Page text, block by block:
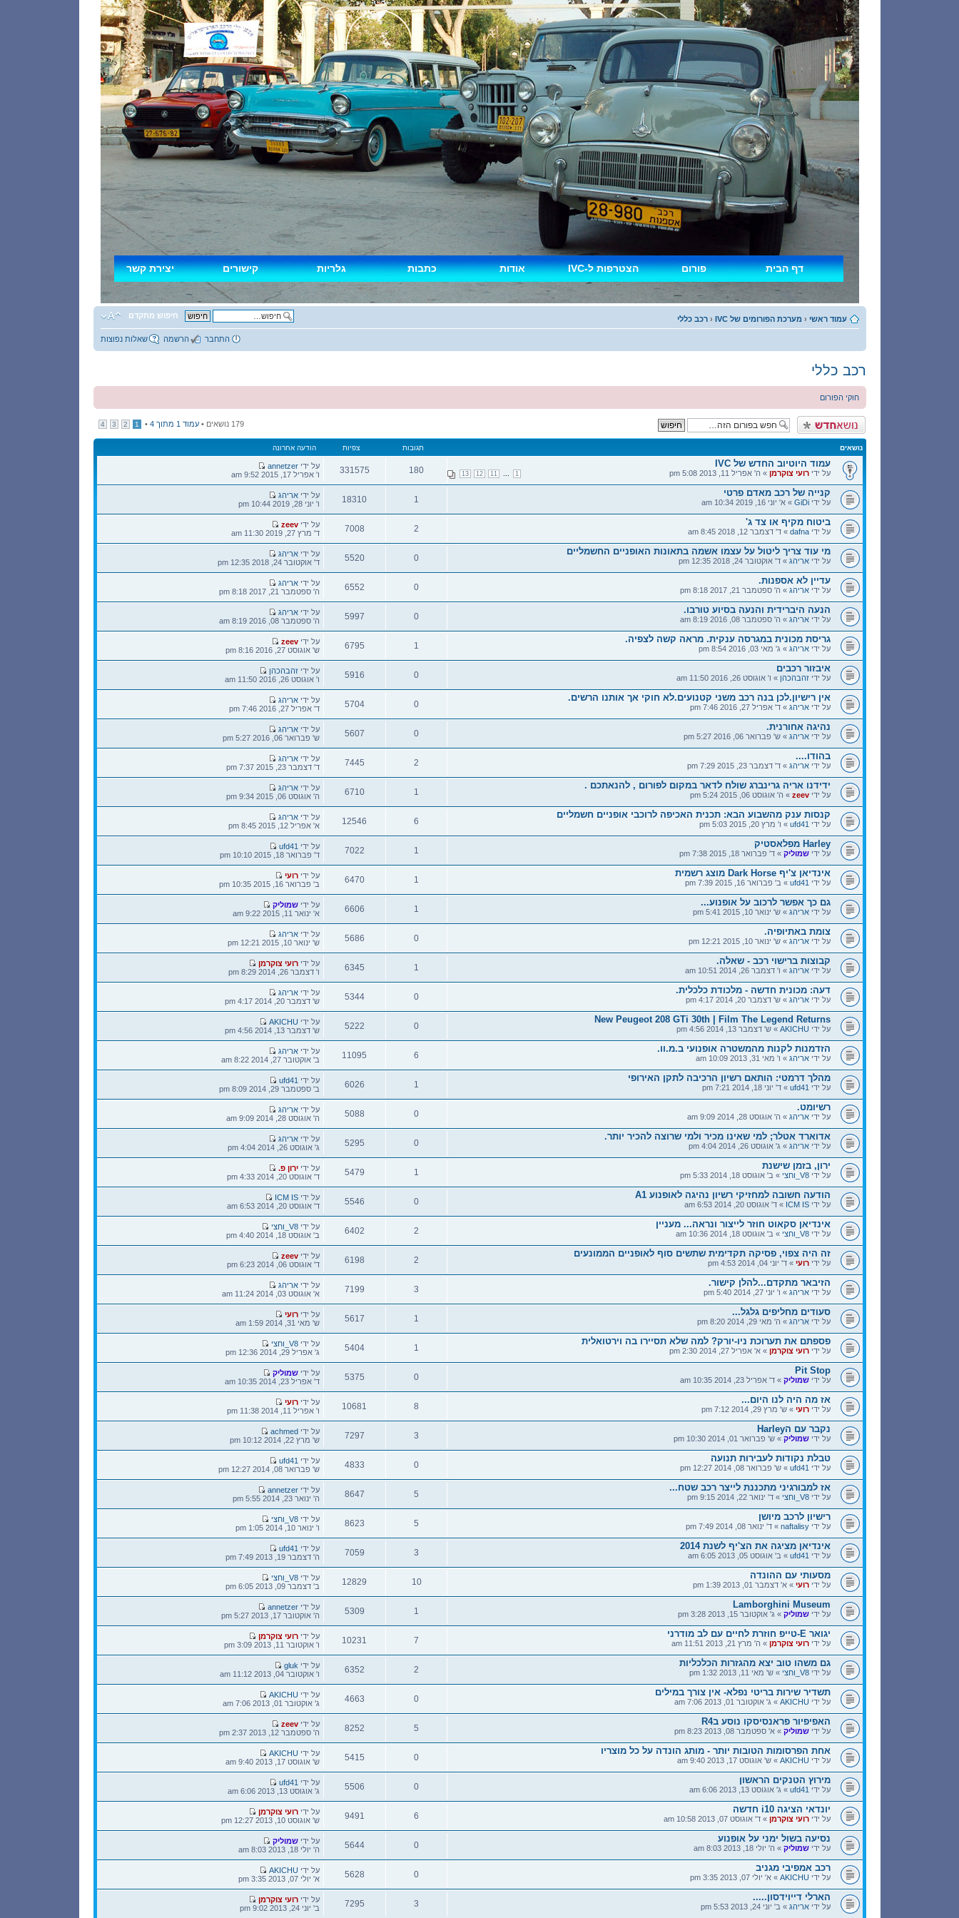
יצירת קשר קישורים גלריות כתבות אודות הצטרפות ל-IVC פורום דף הבית
עמוד ראשי ‹ מערכת הפורומים של IVC ‹ רכב כללי חיפוש מתקדם
שאלות נפוצות הרשמה התחבר
רכב כללי
חוקי הפורום
פרסם נושא חדש 179 נושאים • עמוד 1 מתוך4
•
1
2
3
4
נושאים תגובות צפיות הודעה אחרונה
עמוד היוטיוב החדש של IVC
1
11
12
13 על ידירועי צוקרמן » ה' אפריל 11, 2013 5:08 pm
180
תגובות
331575
צפיות
הודעה
אחרונה
על ידיannetzer
ו' אפריל 17, 2015 9:52 am
קנייה של רכב מאדם פרטי
על ידיGiDi » א' יוני 16, 2019 10:34 am
1
18310
הודעה
אחרונה
על ידיאריהג
ו' יוני 28, 2019 10:44 pm
ביטוח מקיף או צד ג'
על ידיdafna » ד' דצמבר 12, 2018 8:45 am
2
תגובות
7008
צפיות
הודעה
אחרונה
על ידיzeev
ד' מרץ 27, 2019 11:30 am
מי עוד צריך ליטול על עצמו אשמה בתאונות האופניים החשמליים
על ידיאריהג » ד' אוקטובר 24, 2018 12:35 pm
0
5520
הודעה
אחרונה
על ידיאריהג
ד' אוקטובר 24, 2018 12:35 pm
עדיין לא אספנות.
על ידיאריהג » ה' ספטמבר 21, 2017 8:18 pm
0
תגובות
6552
צפיות
הודעה
אחרונה
על ידיאריהג
ה' ספטמבר 21, 2017 8:18 pm
הנעה היברידית והנעה בסיוע טורבו.
על ידיאריהג » ה' ספטמבר 08, 2016 8:19 am
0
5997
הודעה
אחרונה
על ידיאריהג
ה' ספטמבר 08, 2016 8:19 am
גריסת מכונית במגרסה ענקית. מראה קשה לצפיה.
על ידיאריהג » ג' מאי 03, 2016 8:54 pm
1
תגובות
6795
צפיות
הודעה
אחרונה
על ידיzeev
ש' אוגוסט 27, 2016 8:16 pm
איבזור רכבים
על ידיזהבהכהן » ו' אוגוסט 26, 2016 11:50 am
0
5916
הודעה
אחרונה
על ידיזהבהכהן
ו' אוגוסט 26, 2016 11:50 am
אין רישיון.לכן בנה רכב משני קטנועים.לא חוקי אך אותנו הרשים.
על ידיאריהג » ד' אפריל 27, 2016 7:46 pm
0
תגובות
5704
צפיות
הודעה
אחרונה
על ידיאריהג
ד' אפריל 27, 2016 7:46 pm
נהיגה אחורנית.
על ידיאריהג » ש' פברואר 06, 2016 5:27 pm
0
5607
הודעה
אחרונה
על ידיאריהג
ש' פברואר 06, 2016 5:27 pm
בהודו....
על ידיאריהג » ד' דצמבר 23, 2015 7:29 pm
2
תגובות
7445
צפיות
הודעה
אחרונה
על ידיאריהג
ד' דצמבר 23, 2015 7:37 pm
ידידנו אריה גרינברג שולח לדאר במקום לפורום , להנאתכם .
על ידיzeev » ה' אוגוסט 06, 2015 5:24 pm
1
6710
הודעה
אחרונה
על ידיאריהג
ה' אוגוסט 06, 2015 9:34 pm
קנסות ענק מהשבוע הבא: תכנית האכיפה לרוכבי אופניים חשמליים
על ידי ufd41 » ו' מרץ 20, 2015 5:03 pm
6
תגובות
12546
צפיות
הודעה
אחרונה
על ידיאריהג
א' אפריל 12, 2015 8:45 pm
Harley מפלאסטיק
על ידישמוליק » ד' פברואר 18, 2015 7:38 pm
1
7022
הודעה
אחרונה
על ידי ufd41
ד' פברואר 18, 2015 10:10 pm
אינדיאן צ'יף Dark Horse מוצג רשמית
על ידי ufd41 » ב' פברואר 16, 2015 7:39 pm
1
תגובות
6470
צפיות
הודעה
אחרונה
על ידירועי
ב' פברואר 16, 2015 10:35 pm
גם כך אפשר לרכוב על אופנוע...
על ידיאריהג » ש' ינואר 10, 2015 5:41 pm
1
6606
הודעה
אחרונה
על ידישמוליק
א' ינואר 11, 2015 9:22 am
צומת באתיופיה.
על ידיאריהג » ש' ינואר 10, 2015 12:21 pm
0
תגובות
5686
צפיות
הודעה
אחרונה
על ידיאריהג
ש' ינואר 10, 2015 12:21 pm
קבוצות ברישוי רכב - שאלה.
על ידיאריהג » ו' דצמבר 26, 2014 10:51 am
1
6345
הודעה
אחרונה
על ידירועי צוקרמן
ו' דצמבר 26, 2014 8:29 pm
דעה: מכונית חדשה - מלכודת כלכלית.
על ידיאריהג » ש' דצמבר 20, 2014 4:17 pm
0
תגובות
5344
צפיות
הודעה
אחרונה
על ידיאריהג
ש' דצמבר 20, 2014 4:17 pm
New Peugeot 208 GTi 30th | Film The Legend Returns
על ידי AKICHU » ש' דצמבר 13, 2014 4:56 pm
0
5222
הודעה
אחרונה
על ידי AKICHU
ש' דצמבר 13, 2014 4:56 pm
הזדמנות לקנות מהמשטרה אופנועי ב.מ.וו.
על ידיאריהג » ו' מאי 31, 2013 10:09 am
6
תגובות
11095
צפיות
הודעה
אחרונה
על ידיאריהג
ב' אוקטובר 27, 2014 8:22 am
מהלך דרמטי: הותאם רשיון הרכיבה לתקן האירופי
על ידי ufd41 » ד' יוני 18, 2014 7:21 pm
1
6026
הודעה
אחרונה
על ידי ufd41
ב' ספטמבר 29, 2014 8:09 pm
רשיומט.
על ידיאריהג » ה' אוגוסט 28, 2014 9:09 am
0
תגובות
5088
צפיות
הודעה
אחרונה
על ידיאריהג
ה' אוגוסט 28, 2014 9:09 am
אדוארד אטלר; למי שאינו מכיר ולמי שרוצה להכיר יותר.
על ידיאריהג » ג' אוגוסט 26, 2014 4:04 pm
0
5295
הודעה
אחרונה
על ידיאריהג
ג' אוגוסט 26, 2014 4:04 pm
ירון, בזמן שישנת
על ידיV8_וחצי » ב' אוגוסט 18, 2014 5:33 pm
1
תגובות
5479
צפיות
הודעה
אחרונה
על ידיירון פ.
ד' אוגוסט 20, 2014 4:33 pm
הודעה חשובה למחזיקי רשיון נהיגה לאופנוע A1
על ידיICM IS » ד' אוגוסט 20, 2014 6:53 am
0
5546
הודעה
אחרונה
על ידיICM IS
ד' אוגוסט 20, 2014 6:53 am
אינדיאן סקאוט חוזר לייצור ונראה... מעניין
על ידיV8_וחצי » ב' אוגוסט 18, 2014 10:36 am
2
תגובות
6402
צפיות
הודעה
אחרונה
על ידיV8_וחצי
ב' אוגוסט 18, 2014 4:40 pm
זה היה צפוי, פסיקה תקדימית שתשים סוף לאופניים הממונעים
על ידירועי » ד' יוני 04, 2014 4:53 pm
2
6198
הודעה
אחרונה
על ידיzeev
ד' אוגוסט 06, 2014 6:23 pm
הזיבאר מתקדם...להלן קישור.
על ידיאריהג » ו' יוני 27, 2014 5:40 pm
3
תגובות
7199
צפיות
הודעה
אחרונה
על ידיאריהג
א' אוגוסט 03, 2014 11:24 am
סעודים מחליפים גלגל...
על ידיאריהג » ה' מאי 29, 2014 8:20 pm
1
5617
הודעה
אחרונה
על ידירועי
ש' מאי 31, 2014 1:59 am
פספתם את תערוכת ניו-יורק? למה שלא תסיירו בה וירטואלית
על ידירועי צוקרמן » א' אפריל 27, 2014 2:30 pm
1
תגובות
5404
צפיות
הודעה
אחרונה
על ידיV8_וחצי
ג' אפריל 29, 2014 12:36 pm
Pit Stop
על ידישמוליק » ד' אפריל 23, 2014 10:35 am
0
5375
הודעה
אחרונה
על ידישמוליק
ד' אפריל 23, 2014 10:35 am
אז מה היה לנו היום...
על ידירועי » ש' מרץ 29, 2014 7:12 pm
8
תגובות
10681
צפיות
הודעה
אחרונה
על ידירועי
ו' אפריל 11, 2014 11:38 pm
נקבר עם הHarley
על ידישמוליק » ש' פברואר 01, 2014 10:30 pm
3
7297
הודעה
אחרונה
על ידיachmed
ש' מרץ 22, 2014 10:12 pm
טבלת נקודות לעבירות תנועה
על ידי ufd41 » ש' פברואר 08, 2014 12:27 pm
0
תגובות
4833
צפיות
הודעה
אחרונה
על ידי ufd41
ש' פברואר 08, 2014 12:27 pm
אז למבורגיני מתכננת לייצר רכב שטח...
על ידיV8_וחצי » ד' ינואר 22, 2014 9:15 pm
5
8647
הודעה
אחרונה
על ידיannetzer
ה' ינואר 23, 2014 5:55 pm
רישיון לרכב מיושן
על ידיnaftalisy » ד' ינואר 08, 2014 7:49 pm
5
תגובות
8623
צפיות
הודעה
אחרונה
על ידיV8_וחצי
ו' ינואר 10, 2014 1:05 pm
אינדיאן מציגה את הצ'יף לשנת 2014
על ידי ufd41 » ב' אוגוסט 05, 2013 6:05 am
3
7059
הודעה
אחרונה
על ידי ufd41
ה' דצמבר 19, 2013 7:49 pm
מסעותי עם ההונדה
על ידירועי » א' דצמבר 01, 2013 1:39 pm
10
תגובות
12829
צפיות
הודעה
אחרונה
על ידיV8_וחצי
ב' דצמבר 09, 2013 6:05 pm
Lamborghini Museum
על ידישמוליק » ג' אוקטובר 15, 2013 3:28 pm
1
5309
הודעה
אחרונה
על ידיannetzer
ה' אוקטובר 17, 2013 5:27 pm
יגואר E-טייפ חוזרת לחיים עם לב מודרני
על ידירועי צוקרמן » ה' מרץ 21, 2013 11:51 am
7
תגובות
10231
צפיות
הודעה
אחרונה
על ידירועי צוקרמן
ו' אוקטובר 11, 2013 3:09 pm
גם משהו טוב יצא מהגזרות הכלכליות
על ידיV8_וחצי » ש' מאי 11, 2013 1:32 pm
2
6352
הודעה
אחרונה
על ידי gluk
ו' אוקטובר 04, 2013 11:12 am
תשדיר שירות בריטי נפלא- אין צורך במילים
על ידי AKICHU » ג' אוקטובר 01, 2013 7:06 am
0
תגובות
4663
צפיות
הודעה
אחרונה
על ידי AKICHU
ג' אוקטובר 01, 2013 7:06 am
האפיפיור פראנסיסקו נוסע בR4
על ידישמוליק » א' ספטמבר 08, 2013 8:23 pm
5
8252
הודעה
אחרונה
על ידיzeev
ה' ספטמבר 12, 2013 2:37 pm
אחת הפרסומות הטובות יותר - מותג הונדה על כל מוצריו
על ידי AKICHU » ש' אוגוסט 17, 2013 9:40 am
0
תגובות
5415
צפיות
הודעה
אחרונה
על ידי AKICHU
ש' אוגוסט 17, 2013 9:40 am
מירוץ הטנקים הראשון
על ידי ufd41 » ג' אוגוסט 13, 2013 6:06 am
0
5506
הודעה
אחרונה
על ידי ufd41
ג' אוגוסט 13, 2013 6:06 am
יונדאי הציגה i10 חדשה
על ידירועי צוקרמן » ד' אוגוסט 07, 2013 10:58 am
6
תגובות
9491
צפיות
הודעה
אחרונה
על ידירועי צוקרמן
ש' אוגוסט 10, 2013 12:27 pm
נסיעה בשול ימני על אופנוע
על ידישמוליק » ה' יולי 18, 2013 8:03 am
0
5644
הודעה
אחרונה
על ידישמוליק
ה' יולי 18, 2013 8:03 am
רכב אמפיבי מגניב
על ידי AKICHU » א' יולי 07, 2013 3:35 pm
0
תגובות
5628
צפיות
הודעה
אחרונה
על ידי AKICHU
א' יולי 07, 2013 3:35 pm
הארלי דייוידסון.....
על ידיאריהג » ב' יוני 24, 2013 5:53 pm
3
7295
הודעה
אחרונה
על ידירועי צוקרמן
ב' יוני 24, 2013 9:02 pm